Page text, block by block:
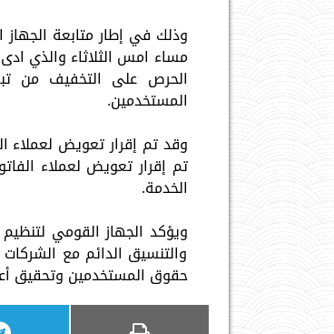
وذلك في إطار متابعة
مساء امس الثلاثاء والذي
الحرص على التخفيف من
المستخدمين.
الخدمة.
ويؤكد الجهاز القومي
والتنسيق الدائم مع
حقوق المستخدمين وتحقيق